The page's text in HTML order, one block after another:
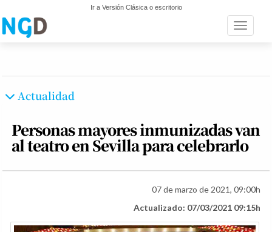
Ir a Versión Clásica o escritorio
Toggle
Actualidad
Personas mayores inmunizadas van
al teatro en Sevilla para celebrarlo
07 de marzo de 2021, 09:00h
Actualizado: 07/03/2021 09:15h